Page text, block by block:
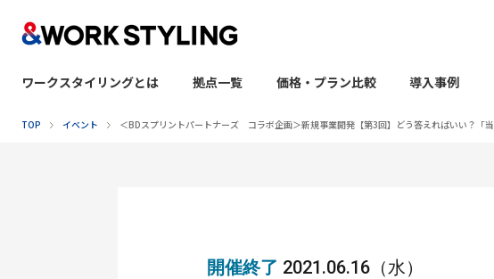
ワークスタイリングとは 拠点一覧 価格・プラン比較 導入事例
TOP イベント ＜BDスプリントパートナーズ コラボ企画＞新規事業開発【第3回】どう答えればいい？「
開催終了 2021.06.16（水）